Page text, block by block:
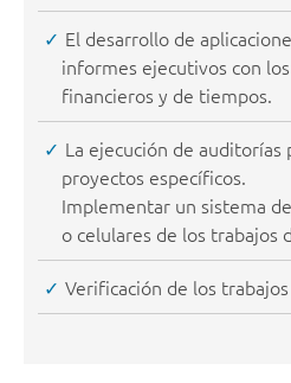
El desarrollo de
informes ejecutivos con
financieros y de tiempos.
La ejecución de auditorías
proyectos específicos.
Implementar un sistema
o celulares de los trabajos
Verificación de los